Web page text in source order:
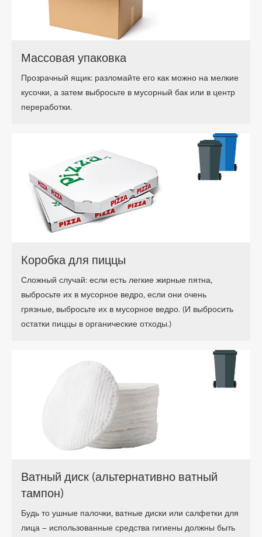
Массовая упаковка
Прозрачный ящик: разломайте его как можно на мелкие
кусочки, а затем выбросьте в мусорный бак или в центр
переработки.
Коробка для пиццы
Сложный случай: если есть легкие жирные пятна,
выбросьте их в мусорное ведро, если они очень
грязные, выбросьте их в мусорное ведро. (И выбросить
остатки пиццы в органические отходы.)
Ватный диск (альтернативно ватный
тампон)
Будь то ушные палочки, ватные диски или салфетки для
лица – использованные средства гигиены должны быть